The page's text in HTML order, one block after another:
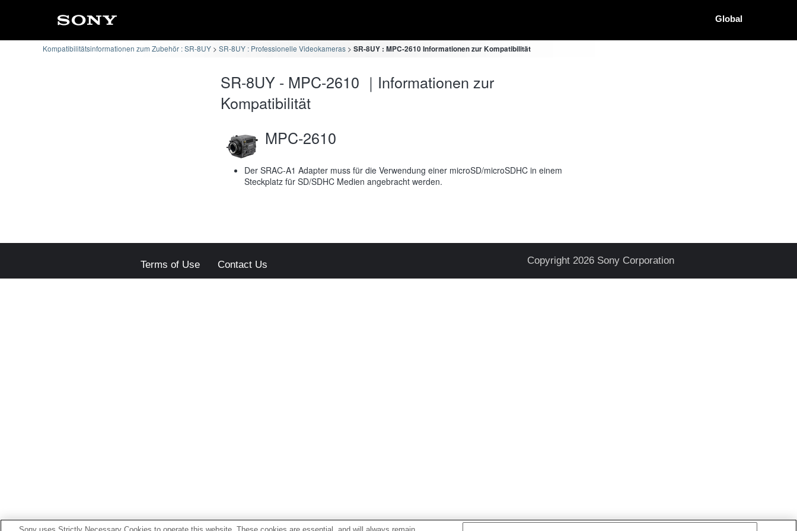
Global
Kompatibilitätsinformationen zum Zubehör : SR-8UY SR-8UY : Professionelle Videokameras SR-8UY : MPC-2610 Informationen zur Kompatibilität
SR-8UY - MPC-2610 ｜Informationen zur
Kompatibilität
MPC-2610
Der SRAC-A1 Adapter muss für die Verwendung einer microSD/microSDHC in einem
Steckplatz für SD/SDHC Medien angebracht werden.
Terms of Use Contact Us Copyright 2026 Sony Corporation